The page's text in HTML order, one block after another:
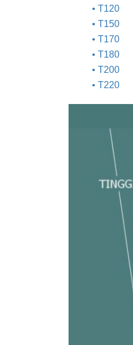
• T120
• T150
• T170
• T180
• T200
• T220